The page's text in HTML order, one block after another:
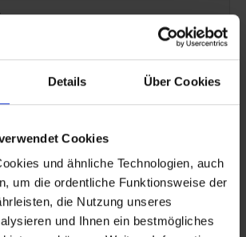
Details Über Cookies
Cookies
und ähnliche Technologien, auch
um die ordentliche Funktionsweise der
die Nutzung unseres
und Ihnen ein bestmögliches
Felder sind Pflichtfelder.